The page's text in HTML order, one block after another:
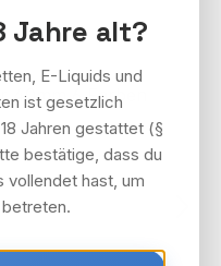
Jahre alt?
E-Liquids und
ist gesetzlich
Jahren gestattet (§
bestätige, dass du
vollendet hast, um